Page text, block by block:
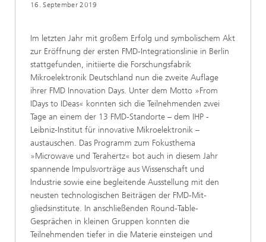
16. September 2019
Im letzten Jahr mit großem Erfolg und symbolischem Akt
zur Eröffnung der ersten FMD-Integrationslinie in Berlin
stattgefunden, initiierte die Forschungsfabrik
Mikroelektronik Deutschland nun die zweite Auflage
ihrer FMD Innovation Days. Unter dem Motto »From
IDays to IDeas« konnten sich die Teilnehmenden zwei
Tage an einem der 13 FMD-Standorte – dem IHP -
Leibniz-Institut für innovative Mikroelektronik –
austauschen. Das Programm zum Fokusthema
»Microwave und Terahertz« bot auch in diesem Jahr
spannende Impulsvorträge aus Wissenschaft und
Industrie sowie eine begleitende Ausstellung mit den
neusten technologischen Beiträgen der FMD-Mit-
gliedsinstitute. In anschließenden Round-Table-
Gesprächen in kleinen Gruppen konnten die
Teilnehmenden tiefer in die Materie einsteigen und